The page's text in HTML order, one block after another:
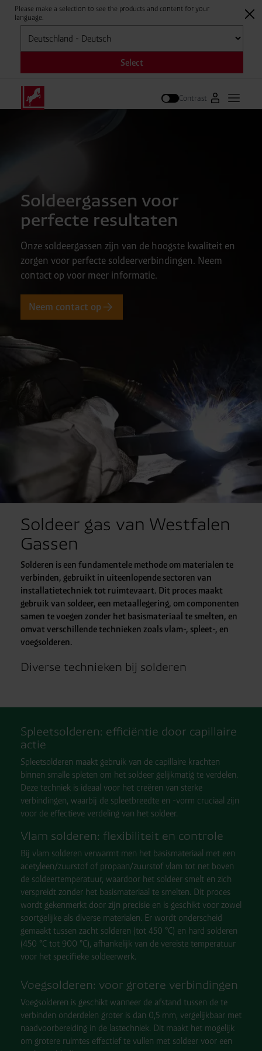
Please make a selection to see the products and content for your
language.
Selecteren
Select
Contrast Naar
Soldeergassen voor
perfecte resultaten
Onze soldeergassen zijn van de hoogste kwaliteit en
zorgen voor perfecte soldeerverbindingen. Neem
contact op voor meer informatie.
Neem contact op
Soldeer gas van Westfalen
Gassen
Solderen is een fundamentele methode om materialen te
verbinden, gebruikt in uiteenlopende sectoren van
installatietechniek tot ruimtevaart. Dit proces maakt
gebruik van soldeer, een metaallegering, om componenten
samen te voegen zonder het basismateriaal te smelten, en
omvat verschillende technieken zoals vlam-, spleet-, en
voegsolderen.
Diverse technieken bij solderen
Spleetsolderen: efficiëntie door capillaire
actie
Spleetsolderen maakt gebruik van de capillaire krachten
binnen smalle spleten om het soldeer gelijkmatig te verdelen.
Deze techniek is ideaal voor het creëren van sterke
verbindingen, waarbij de spleetbreedte en -vorm cruciaal zijn
voor de effectieve verdeling van het soldeer.
Vlam solderen: flexibiliteit en controle
Bij vlam solderen verwarmt men het basismateriaal met een
acetyleen/zuurstof of propaan/zuurstof vlam tot net boven
de soldeertemperatuur, waardoor het soldeer smelt en zich
verspreidt zonder het basismateriaal te smelten. Dit proces
wordt gekenmerkt door zijn precisie en is geschikt voor zowel
soortgelijke als diverse materialen. Er wordt onderscheid
gemaakt tussen zacht solderen (tot 450 °C) en hard solderen
(450 °C tot 900 °C), afhankelijk van de vereiste temperatuur
voor het specifieke soldeerwerk.
Voegsolderen: voor grotere verbindingen
Voegsolderen is geschikt wanneer de afstand tussen de te
verbinden onderdelen groter is dan 0,5 mm, vergelijkbaar met
naadvoorbereiding in de lastechniek. Dit maakt het mogelijk
om grotere ruimtes effectief te vullen met soldeer voor een